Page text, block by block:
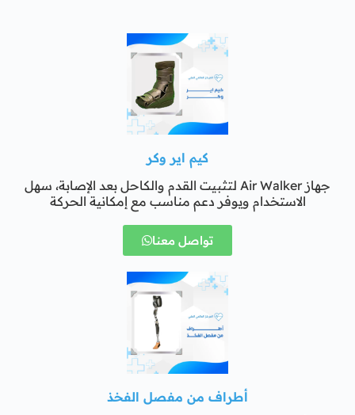
كيم اير وكر
جهاز Air Walker لتثبيت القدم والكاحل بعد الإصابة، سهل
الاستخدام ويوفر دعم مناسب مع إمكانية الحركة
تواصل معنا
أطراف من مفصل الفخذ